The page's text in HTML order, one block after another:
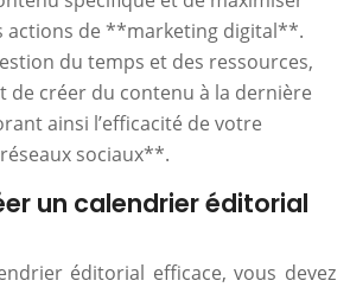
actions de **marketing digital**.
du temps et des ressources,
de créer du contenu à la dernière
ainsi l’efficacité de votre
sociaux**.
un calendrier éditorial
éditorial efficace, vous devez